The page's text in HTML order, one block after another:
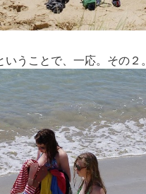
うことで、一応。その２。